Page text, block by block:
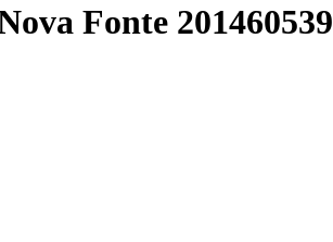
Fonte 201460539